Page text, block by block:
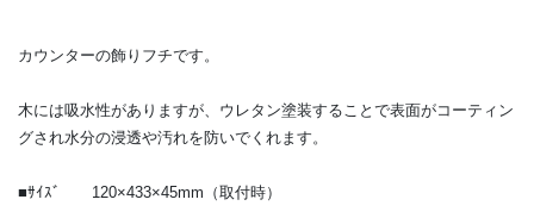
カウンターの飾りフチです。
木には吸水性がありますが、ウレタン塗装することで表面がコーティン
グされ水分の浸透や汚れを防いでくれます。
■ｻｲｽﾞ 120×433×45mm（取付時）